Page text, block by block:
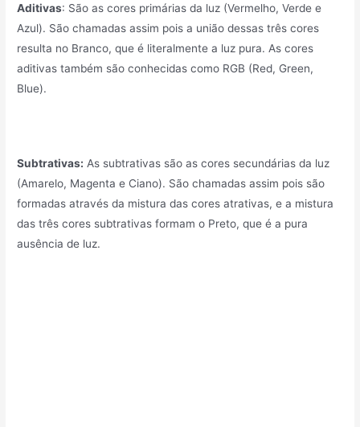
Aditivas: São as cores primárias da luz (Vermelho, Verde e
Azul). São chamadas assim pois a união dessas três cores
resulta no Branco, que é literalmente a luz pura. As cores
aditivas também são conhecidas como RGB (Red, Green,
Blue).
Subtrativas: As subtrativas são as cores secundárias da luz
(Amarelo, Magenta e Ciano). São chamadas assim pois são
formadas através da mistura das cores atrativas, e a mistura
das três cores subtrativas formam o Preto, que é a pura
ausência de luz.